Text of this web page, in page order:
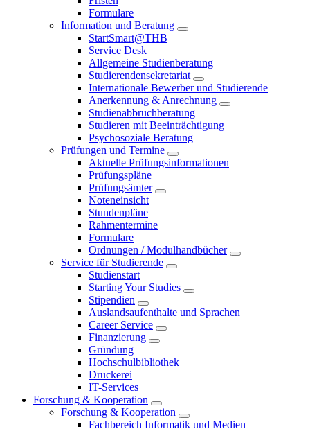
Formulare
Information und Beratung
StartSmart@THB
Service Desk
Allgemeine Studienberatung
Studierendensekretariat
Internationale Bewerber und Studierende
Anerkennung & Anrechnung
Studienabbruchberatung
Studieren mit Beeinträchtigung
Psychosoziale Beratung
Prüfungen und Termine
Aktuelle Prüfungsinformationen
Prüfungspläne
Prüfungsämter
Noteneinsicht
Stundenpläne
Rahmentermine
Formulare
Ordnungen / Modulhandbücher
Service für Studierende
Studienstart
Starting Your Studies
Stipendien
Auslandsaufenthalte und Sprachen
Career Service
Finanzierung
Gründung
Hochschulbibliothek
Druckerei
IT-Services
Forschung & Kooperation
Forschung & Kooperation
Fachbereich Informatik und Medien